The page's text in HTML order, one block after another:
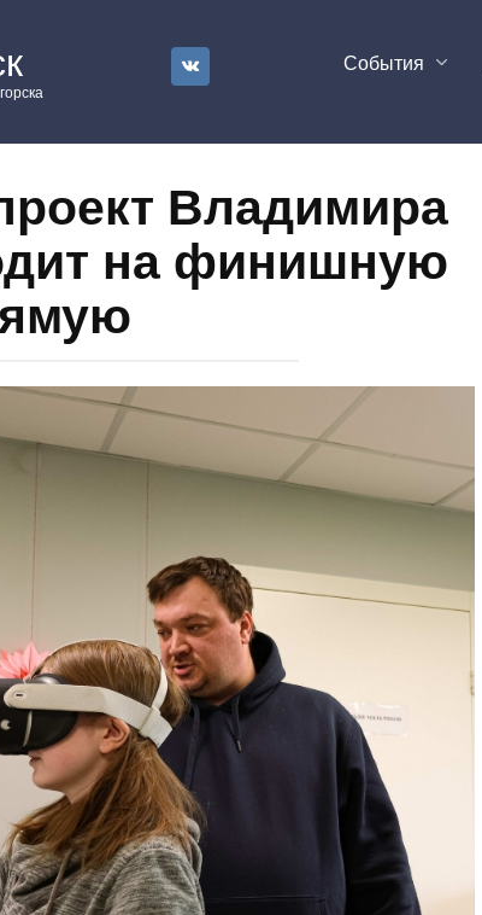
События
Владимира
на финишную